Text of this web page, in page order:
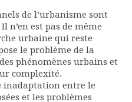
de l’urbanisme sont
n’en est pas de même
urbaine qui reste
le problème de la
phénomènes urbains et
complexité.
inadaptation entre le
et les problèmes